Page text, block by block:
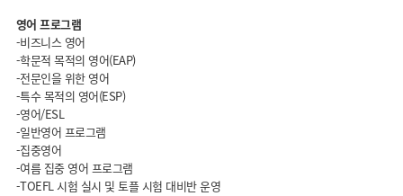
영어 프로그램
-비즈니스 영어
-학문적 목적의 영어(EAP)
-전문인을 위한 영어
-특수 목적의 영어(ESP)
-영어/ESL
-일반영어 프로그램
-집중영어
-여름 집중 영어 프로그램
-TOEFL 시험 실시 및 토플 시험 대비반 운영